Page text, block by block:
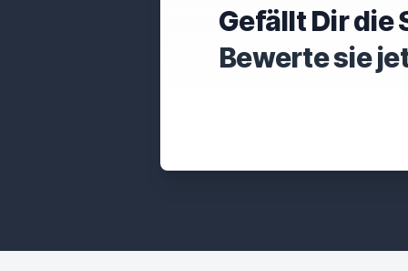
Gefällt Dir die
Bewerte sie